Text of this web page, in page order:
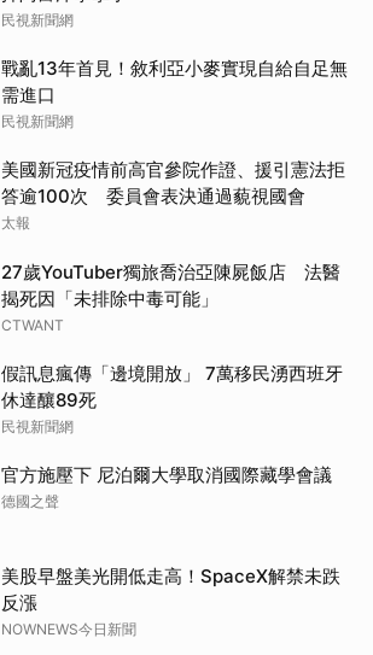
民視新聞網
戰亂13年首見！敘利亞小麥實現自給自足無
需進口
民視新聞網
美國新冠疫情前高官參院作證、援引憲法拒
答逾100次 委員會表決通過藐視國會
太報
27歲YouTuber獨旅喬治亞陳屍飯店 法醫
揭死因「未排除中毒可能」
CTWANT
假訊息瘋傳「邊境開放」 7萬移民湧西班牙
休達釀89死
民視新聞網
官方施壓下 尼泊爾大學取消國際藏學會議
德國之聲
美股早盤美光開低走高！SpaceX解禁未跌
反漲
NOWNEWS今日新聞